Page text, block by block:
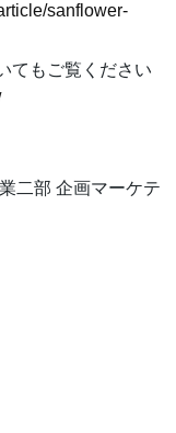
sanflower-
てもご覧ください
二部 企画マーケテ